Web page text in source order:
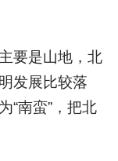
要是山地，北
发展比较落
“南蛮”，把北